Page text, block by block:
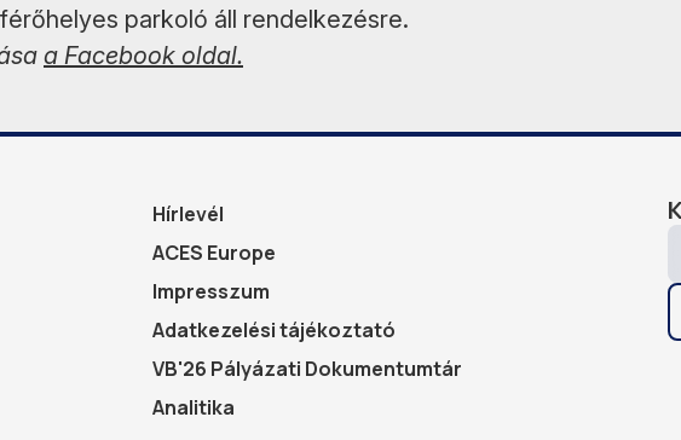
parkoló áll rendelkezésre.
a Facebook oldal.
Hírlevél
ACES Europe
Impresszum
Adatkezelési tájékoztató
VB'26 Pályázati Dokumentumtár
Analitika